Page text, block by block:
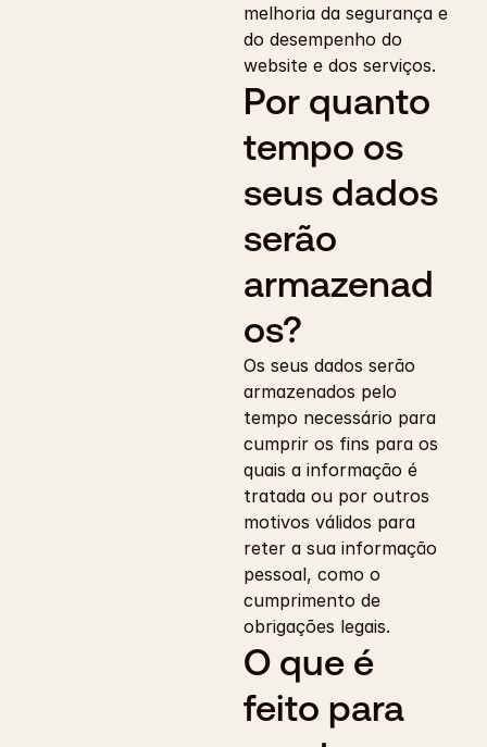
melhoria da segurança e
do desempenho do
website e dos serviços.
Por quanto
tempo os
seus dados
serão
armazenad
os?
Os seus dados serão
armazenados pelo
tempo necessário para
cumprir os fins para os
quais a informação é
tratada ou por outros
motivos válidos para
reter a sua informação
pessoal, como o
cumprimento de
obrigações legais.
O que é
feito para